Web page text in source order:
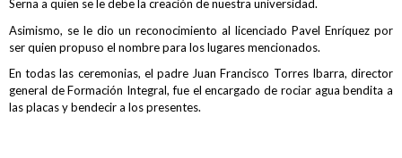
Serna a quien se le debe la creación de nuestra universidad.
Asimismo, se le dio un reconocimiento al licenciado Pavel Enríquez por
ser quien propuso el nombre para los lugares mencionados.
En todas las ceremonias, el padre Juan Francisco Torres Ibarra, director
general de Formación Integral, fue el encargado de rociar agua bendita a
las placas y bendecir a los presentes.